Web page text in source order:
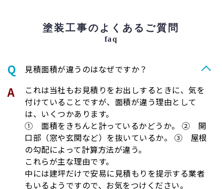
塗装工事のよくあるご質問
faq
⾒積⾯積が違うのはなぜですか？
これは当社もお見積りをお出しするときに、気を
付けていることですが、面積が違う理由として
は、いくつかあります。
① 面積をきちんと計っているかどうか。 ② 開
口部（窓や玄関など）を抜いているか。 ③ 屋根
の勾配によって計算方法が違う。
これらが主な理由です。
中には建坪だけで安易に見積もりを提示する業者
もいるようですので、お気をつけください。